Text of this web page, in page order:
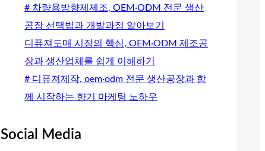
# 차량용방향제제조, OEM·ODM 전문 생산
공장 선택법과 개발과정 알아보기
디퓨져도매 시장의 핵심, OEM·ODM 제조공
장과 생산업체를 쉽게 이해하기
# 디퓨져제작, oem·odm 전문 생산공장과 함
께 시작하는 향기 마케팅 노하우
Social Media